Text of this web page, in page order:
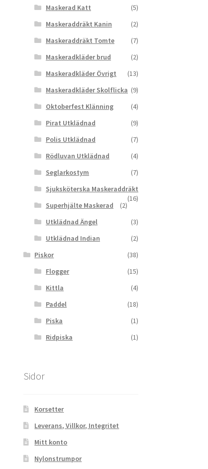
Maskerad Katt
(5)
Maskeraddräkt Kanin
(2)
Maskeraddräkt Tomte
(7)
Maskeradkläder brud
(2)
Maskeradkläder Övrigt
(13)
Maskeradkläder Skolflicka (9)
Oktoberfest Klänning
(4)
Pirat Utklädnad
(9)
Polis Utklädnad
(7)
Rödluvan Utklädnad
(4)
Seglarkostym
(7)
Sjuksköterska Maskeraddräkt
(16)
Superhjälte Maskerad
(2)
Utklädnad Ängel
(3)
Utklädnad Indian
(2)
Piskor
(38)
Flogger
(15)
Kittla
(4)
Paddel
(18)
Piska
(1)
Ridpiska
(1)
Sidor
Korsetter
Leverans, Villkor, Integritet
Mitt konto
Nylonstrumpor